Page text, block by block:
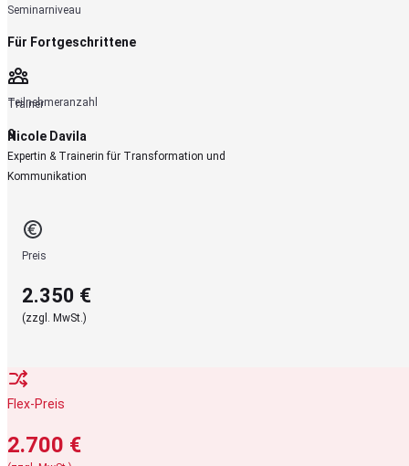
Seminarniveau
Für Fortgeschrittene
Teilnehmeranzahl
9
Trainer
Nicole Davila
Expertin & Trainerin für Transformation und
Kommunikation
Preis
2.350 €
(zzgl. MwSt.)
Flex-Preis
2.700 €